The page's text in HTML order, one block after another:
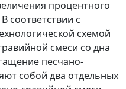
процентного
соответствии с
схемой
смеси со дна
песчано-
собой два отдельных